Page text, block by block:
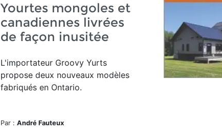
Yourtes mongoles et
canadiennes livrées
de façon inusitée
L'importateur Groovy Yurts
propose deux nouveaux modèles
fabriqués en Ontario.
Par : André Fauteux